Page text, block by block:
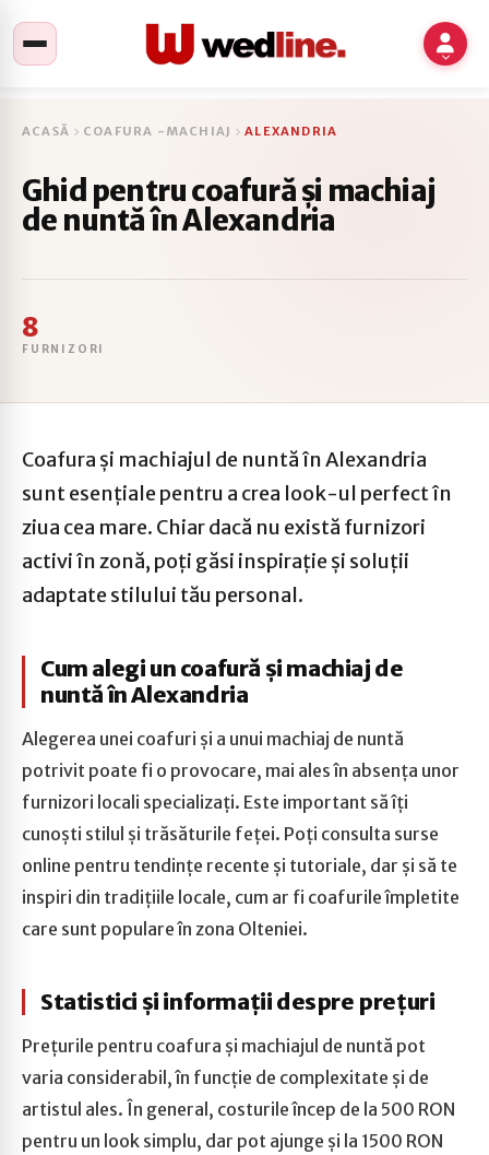
ACASĂ COAFURA -MACHIAJ ALEXANDRIA
Ghid pentru coafură și machiaj
de nuntă în Alexandria
8
FURNIZORI
Coafura și machiajul de nuntă în Alexandria
sunt esențiale pentru a crea look-ul perfect în
ziua cea mare. Chiar dacă nu există furnizori
activi în zonă, poți găsi inspirație și soluții
adaptate stilului tău personal.
Cum alegi un coafură și machiaj de
nuntă în Alexandria
Alegerea unei coafuri și a unui machiaj de nuntă
potrivit poate fi o provocare, mai ales în absența unor
furnizori locali specializați. Este important să îți
cunoști stilul și trăsăturile feței. Poți consulta surse
online pentru tendințe recente și tutoriale, dar și să te
inspiri din tradițiile locale, cum ar fi coafurile împletite
care sunt populare în zona Olteniei.
Statistici și informații despre prețuri
Prețurile pentru coafura și machiajul de nuntă pot
varia considerabil, în funcție de complexitate și de
artistul ales. În general, costurile încep de la 500 RON
pentru un look simplu, dar pot ajunge și la 1500 RON